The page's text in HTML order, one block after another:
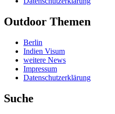
Outdoor Themen
Berlin
Indien Visum
weitere News
Impressum
Datenschutzerklärung
Suche